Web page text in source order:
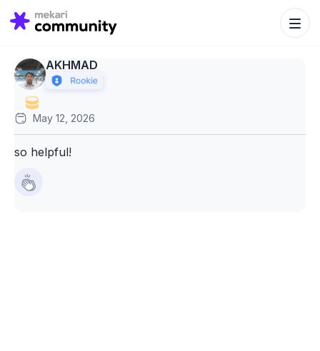
Search
for:
Search
AKHMAD
May 12, 2026
so helpful!